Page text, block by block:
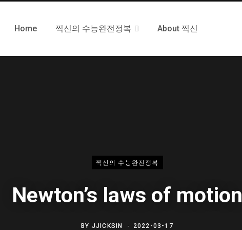
Home 찍신의 수능완전정복 About 찍신
찍신의 수능완전정복
Newton’s laws of motion
BY JJICKSIN 2022-03-17